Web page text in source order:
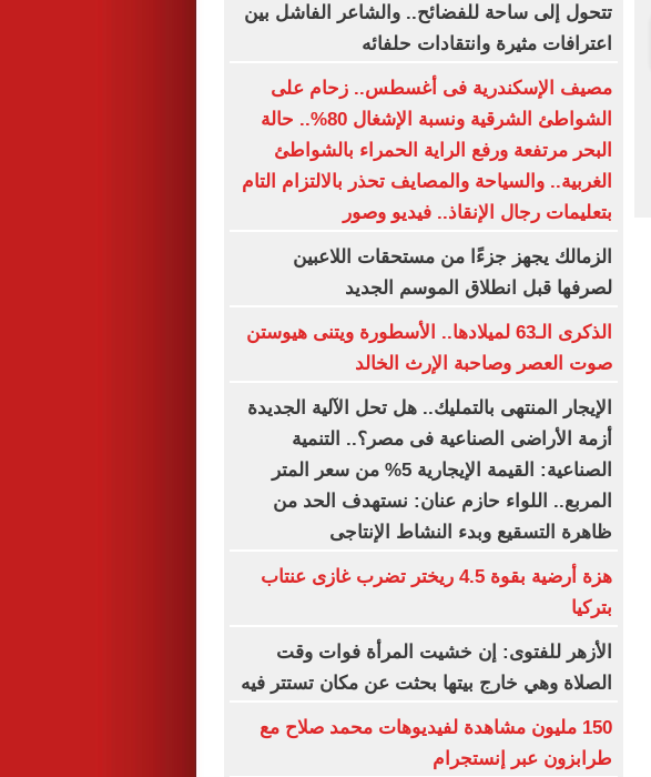
تتحول إلى ساحة للفضائح.. والشاعر الفاشل بين
اعترافات مثيرة وانتقادات حلفائه
مصيف الإسكندرية فى أغسطس.. زحام على
الشواطئ الشرقية ونسبة الإشغال 80%.. حالة
البحر مرتفعة ورفع الراية الحمراء بالشواطئ
الغربية.. والسياحة والمصايف تحذر بالالتزام التام
بتعليمات رجال الإنقاذ.. فيديو وصور
الزمالك يجهز جزءًا من مستحقات اللاعبين
لصرفها قبل انطلاق الموسم الجديد
الذكرى الـ63 لميلادها.. الأسطورة ويتنى هيوستن
صوت العصر وصاحبة الإرث الخالد
الإيجار المنتهى بالتمليك.. هل تحل الآلية الجديدة
أزمة الأراضى الصناعية فى مصر؟.. التنمية
الصناعية: القيمة الإيجارية 5% من سعر المتر
المربع.. اللواء حازم عنان: نستهدف الحد من
ظاهرة التسقيع وبدء النشاط الإنتاجى
هزة أرضية بقوة 4.5 ريختر تضرب غازى عنتاب
بتركيا
الأزهر للفتوى: إن خشيت المرأة فوات وقت
الصلاة وهي خارج بيتها بحثت عن مكان تستتر فيه
150 مليون مشاهدة لفيديوهات محمد صلاح مع
طرابزون عبر إنستجرام